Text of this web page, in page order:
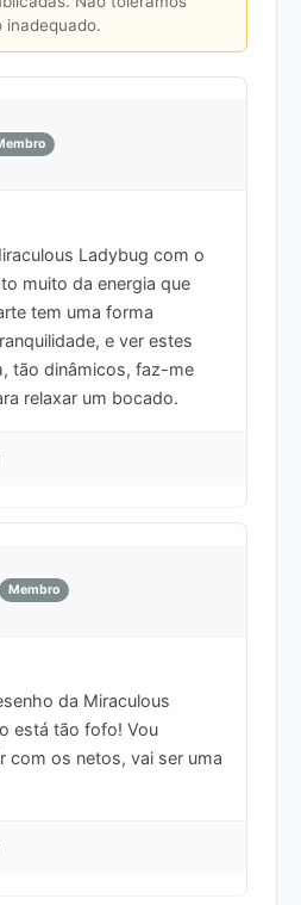
inadequado.
Ladybug com o
muito da energia que
tem uma forma
e ver estes
tão dinâmicos, faz-me
relaxar um bocado.
Membro
da Miraculous
está tão fofo! Vou
com os netos, vai ser uma